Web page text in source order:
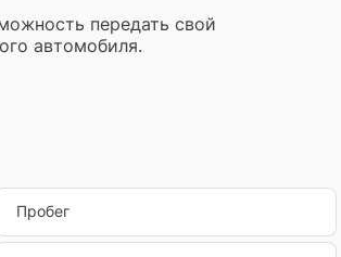
передать свой
автомобиля.
Пробег